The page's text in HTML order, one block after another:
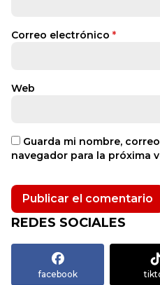
Correo electrónico *
Web
Guarda mi nombre,
navegador para la próxima
REDES SOCIALES
facebook